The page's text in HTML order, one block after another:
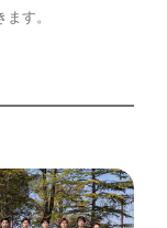
す。